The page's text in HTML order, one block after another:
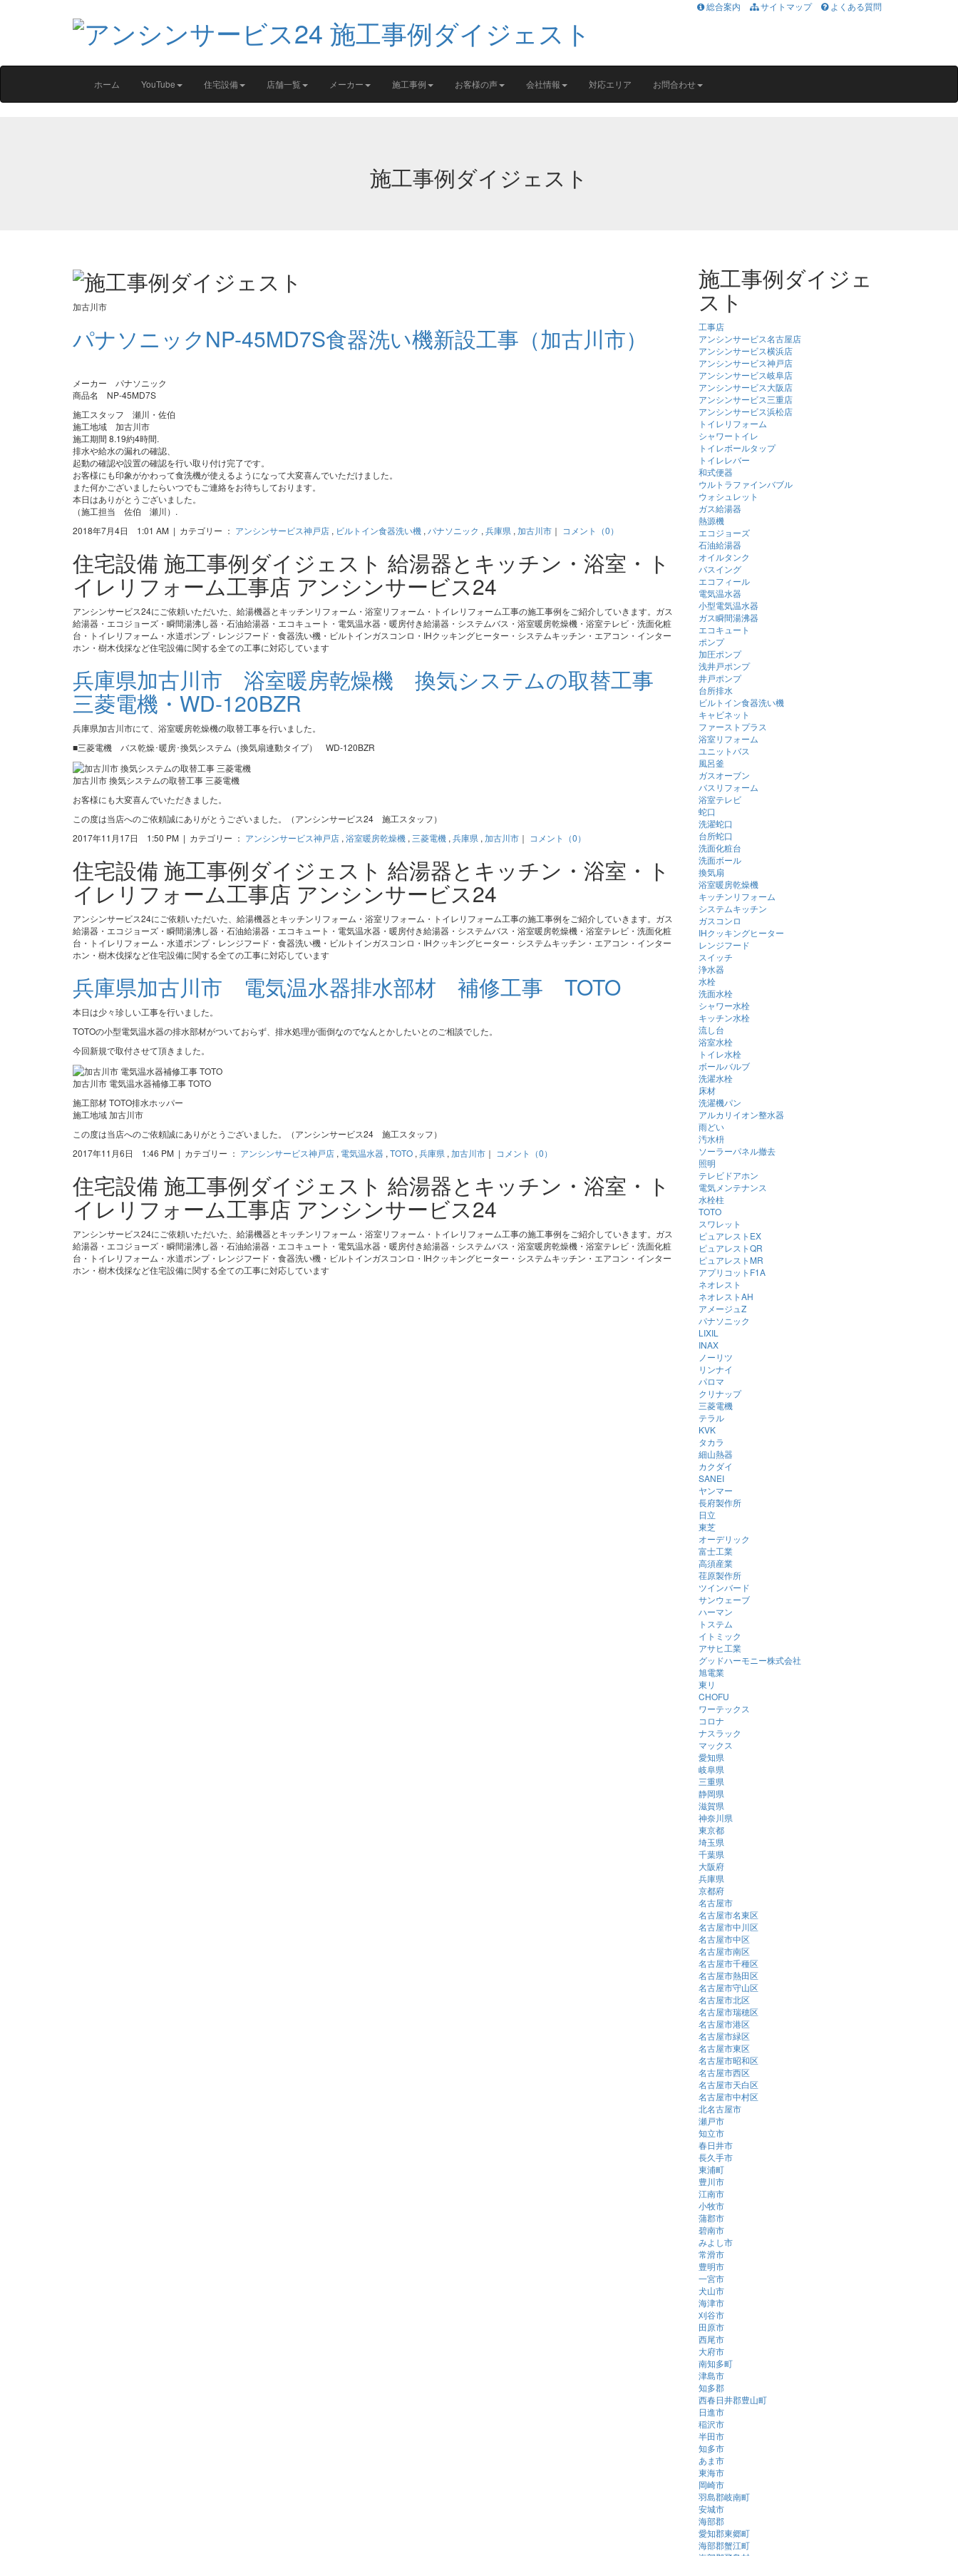
総合案内 サイトマップ よくある質問
ホーム YouTube 住宅設備 店舗一覧 メーカー 施工事例 お客様の声 会社情報 対応エリア お問合わせ
施工事例ダイジェスト
加古川市
パナソニックNP-45MD7S食器洗い機新設工事（加古川市）
メーカー パナソニック
商品名 NP-45MD7S
施工スタッフ 瀬川・佐伯
施工地域 加古川市
施工期間 8.19約4時間.
排水や給水の漏れの確認、
起動の確認や設置の確認を行い取り付け完了です。
お客様にも印象がかわって食洗機が使えるようになって大変喜んでいただけました。
また何かございましたらいつでもご連絡をお待ちしております。
本日はありがとうございました。
（施工担当 佐伯 瀬川）.
2018年7月4日 1:01 AM | カテゴリー ： アンシンサービス神戸店 , ビルトイン食器洗い機 , パナソニック , 兵庫県 , 加古川市 ｜ コメント（0）
住宅設備 施工事例ダイジェスト 給湯器とキッチン・浴室・ト
イレリフォーム工事店 アンシンサービス24
アンシンサービス24にご依頼いただいた、給湯機器とキッチンリフォーム・浴室リフォーム・トイレリフォーム工事の施工事例をご紹介していきます。ガス
給湯器・エコジョーズ・瞬間湯沸し器・石油給湯器・エコキュート・電気温水器・暖房付き給湯器・システムバス・浴室暖房乾燥機・浴室テレビ・洗面化粧
台・トイレリフォーム・水道ポンプ・レンジフード・食器洗い機・ビルトインガスコンロ・IHクッキングヒーター・システムキッチン・エアコン・インター
ホン・樹木伐採など住宅設備に関する全ての工事に対応しています
兵庫県加古川市 浴室暖房乾燥機 換気システムの取替工事
三菱電機・WD-120BZR
兵庫県加古川市にて、浴室暖房乾燥機の取替工事を行いました。
■三菱電機 バス乾燥･暖房･換気システム（換気扇連動タイプ） WD-120BZR
加古川市 換気システムの取替工事 三菱電機
お客様にも大変喜んでいただきました。
この度は当店へのご依頼誠にありがとうございました。（アンシンサービス24 施工スタッフ）
2017年11月17日 1:50 PM | カテゴリー ： アンシンサービス神戸店 , 浴室暖房乾燥機 , 三菱電機 , 兵庫県 , 加古川市 ｜ コメント（0）
住宅設備 施工事例ダイジェスト 給湯器とキッチン・浴室・ト
イレリフォーム工事店 アンシンサービス24
アンシンサービス24にご依頼いただいた、給湯機器とキッチンリフォーム・浴室リフォーム・トイレリフォーム工事の施工事例をご紹介していきます。ガス
給湯器・エコジョーズ・瞬間湯沸し器・石油給湯器・エコキュート・電気温水器・暖房付き給湯器・システムバス・浴室暖房乾燥機・浴室テレビ・洗面化粧
台・トイレリフォーム・水道ポンプ・レンジフード・食器洗い機・ビルトインガスコンロ・IHクッキングヒーター・システムキッチン・エアコン・インター
ホン・樹木伐採など住宅設備に関する全ての工事に対応しています
兵庫県加古川市 電気温水器排水部材 補修工事 TOTO
本日は少々珍しい工事を行いました。
TOTOの小型電気温水器の排水部材がついておらず、排水処理が面倒なのでなんとかしたいとのご相談でした。
今回新規で取付させて頂きました。
加古川市 電気温水器補修工事 TOTO
施工部材 TOTO排水ホッパー
施工地域 加古川市
この度は当店へのご依頼誠にありがとうございました。（アンシンサービス24 施工スタッフ）
2017年11月6日 1:46 PM | カテゴリー ： アンシンサービス神戸店 , 電気温水器 ,TOTO ,兵庫県 ,加古川市 ｜ コメント（0）
住宅設備 施工事例ダイジェスト 給湯器とキッチン・浴室・ト
イレリフォーム工事店 アンシンサービス24
アンシンサービス24にご依頼いただいた、給湯機器とキッチンリフォーム・浴室リフォーム・トイレリフォーム工事の施工事例をご紹介していきます。ガス
給湯器・エコジョーズ・瞬間湯沸し器・石油給湯器・エコキュート・電気温水器・暖房付き給湯器・システムバス・浴室暖房乾燥機・浴室テレビ・洗面化粧
台・トイレリフォーム・水道ポンプ・レンジフード・食器洗い機・ビルトインガスコンロ・IHクッキングヒーター・システムキッチン・エアコン・インター
ホン・樹木伐採など住宅設備に関する全ての工事に対応しています
施工事例ダイジェ
スト
工事店
アンシンサービス名古屋店
アンシンサービス横浜店
アンシンサービス神戸店
アンシンサービス岐阜店
アンシンサービス大阪店
アンシンサービス三重店
アンシンサービス浜松店
トイレリフォーム
シャワートイレ
トイレボールタップ
トイレレバー
和式便器
ウルトラファインバブル
ウォシュレット
ガス給湯器
熱源機
エコジョーズ
石油給湯器
オイルタンク
バスイング
エコフィール
電気温水器
小型電気温水器
ガス瞬間湯沸器
エコキュート
ポンプ
加圧ポンプ
浅井戸ポンプ
井戸ポンプ
台所排水
ビルトイン食器洗い機
キャビネット
ファーストプラス
浴室リフォーム
ユニットバス
風呂釜
ガスオーブン
バスリフォーム
浴室テレビ
蛇口
洗濯蛇口
台所蛇口
洗面化粧台
洗面ボール
換気扇
浴室暖房乾燥機
キッチンリフォーム
システムキッチン
ガスコンロ
IHクッキングヒーター
レンジフード
スイッチ
浄水器
水栓
洗面水栓
シャワー水栓
キッチン水栓
流し台
浴室水栓
トイレ水栓
ボールバルブ
洗濯水栓
床材
洗濯機パン
アルカリイオン整水器
雨どい
汚水枡
ソーラーパネル撤去
照明
テレビドアホン
電気メンテナンス
水栓柱
TOTO
スワレット
ピュアレストEX
ピュアレストQR
ピュアレストMR
アプリコットF1A
ネオレスト
ネオレストAH
アメージュZ
パナソニック
LIXIL
INAX
ノーリツ
リンナイ
パロマ
クリナップ
三菱電機
テラル
KVK
タカラ
細山熱器
カクダイ
SANEI
ヤンマー
長府製作所
日立
東芝
オーデリック
富士工業
高須産業
荏原製作所
ツインバード
サンウェーブ
ハーマン
トステム
イトミック
アサヒ工業
グッドハーモニー株式会社
旭電業
東リ
CHOFU
ワーテックス
コロナ
ナスラック
マックス
愛知県
岐阜県
三重県
静岡県
滋賀県
神奈川県
東京都
埼玉県
千葉県
大阪府
兵庫県
京都府
名古屋市
名古屋市名東区
名古屋市中川区
名古屋市中区
名古屋市南区
名古屋市千種区
名古屋市熱田区
名古屋市守山区
名古屋市北区
名古屋市瑞穂区
名古屋市港区
名古屋市緑区
名古屋市東区
名古屋市昭和区
名古屋市西区
名古屋市天白区
名古屋市中村区
北名古屋市
瀬戸市
知立市
春日井市
長久手市
東浦町
豊川市
江南市
小牧市
蒲郡市
碧南市
みよし市
常滑市
豊明市
一宮市
犬山市
海津市
刈谷市
田原市
西尾市
大府市
南知多町
津島市
知多郡
西春日井郡豊山町
日進市
稲沢市
半田市
知多市
あま市
東海市
岡崎市
羽島郡岐南町
安城市
海部郡
愛知郡東郷町
海部郡蟹江町